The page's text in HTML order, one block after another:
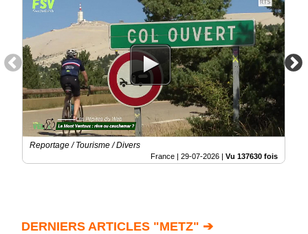
Reportage / Tourisme / Divers
France | 29-07-2026 | Vu 137630 fois
DERNIERS ARTICLES "METZ" ➔